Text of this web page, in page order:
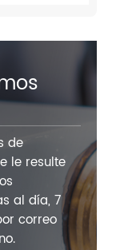
de
le resulte
al día, 7
correo